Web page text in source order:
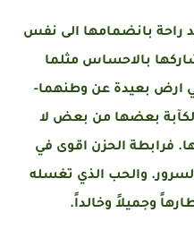
راحة بانضمامها الى نفس
بالاحساس مثلما
ارض بعيدة عن وطنهما-
الكآبة بعضها من بعض لا
فرابطة الحزن اقوى في
والحب الذي تغسله
وجميلاً وخالداً.